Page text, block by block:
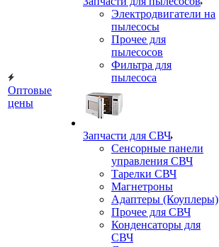
Оптовые
цены
Электродвигатели на
пылесосы
Прочее для
пылесосов
Фильтра для
пылесоса
Запчасти для СВЧ
Сенсорные панели
управления СВЧ
Тарелки СВЧ
Магнетроны
Адаптеры (Коуплеры)
Прочее для СВЧ
Конденсаторы для
СВЧ